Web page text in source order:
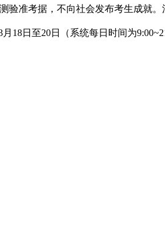
考据，不向社会发布考生成就。
日至20日（系统每日时间为